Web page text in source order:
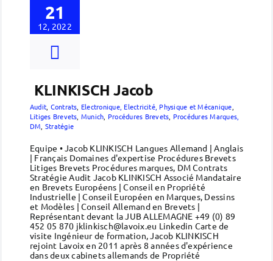
21
12, 2022
KLINKISCH Jacob
Audit Contrats Electronique, Electricité, Physique et Mécanique
Litiges Brevets Munich Procédures Brevets Procédures Marques,
DM Stratégie
Equipe • Jacob KLINKISCH Langues Allemand | Anglais
| Français Domaines d'expertise Procédures Brevets
Litiges Brevets Procédures marques, DM Contrats
Stratégie Audit Jacob KLINKISCH Associé Mandataire
en Brevets Européens | Conseil en Propriété
Industrielle | Conseil Européen en Marques, Dessins
et Modèles | Conseil Allemand en Brevets |
Représentant devant la JUB ALLEMAGNE +49 (0) 89
452 05 870 jklinkisch@lavoix.eu Linkedin Carte de
visite Ingénieur de formation, Jacob KLINKISCH
rejoint Lavoix en 2011 après 8 années d'expérience
dans deux cabinets allemands de Propriété